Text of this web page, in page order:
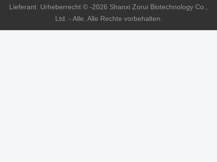
Lieferant. Urheberrecht © -2026 Shanxi Zorui Biotechnology Co.,
Ltd. - Alle. Alle Rechte vorbehalten.